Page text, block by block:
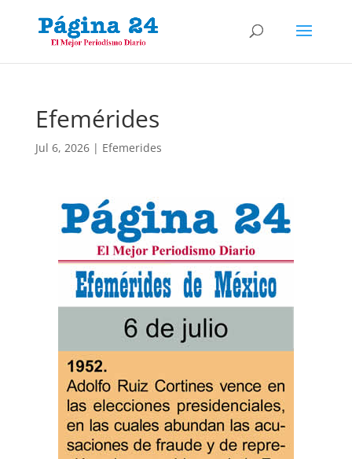
Efemérides
Jul 6, 2026| Efemerides